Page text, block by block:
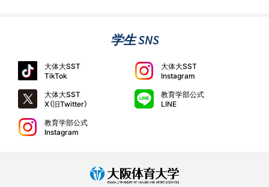
学生 SNS
大体大SST
TikTok
大体大SST
Instagram
大体大SST
X（旧Twitter）
教育学部公式
LINE
教育学部公式
Instagram